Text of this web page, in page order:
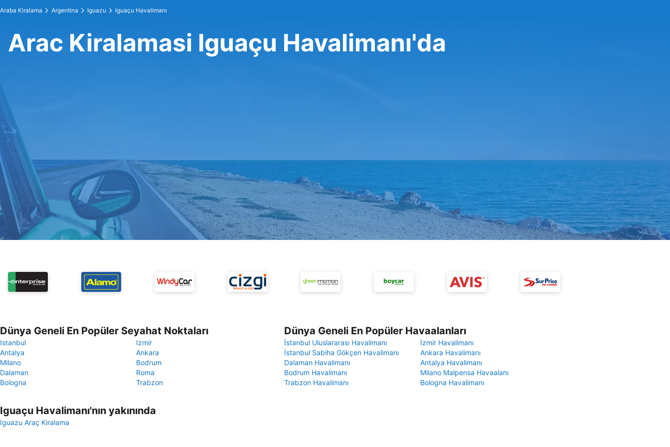
Araba Kiralama Argentina Iguazu Iguaçu Havalimanı
Arac Kiralamasi Iguaçu Havalimanı'da
Dünya Geneli En Popüler Seyahat Noktaları
Istanbul
Izmir
Antalya
Ankara
Milano
Bodrum
Dalaman
Roma
Bologna
Trabzon
Dünya Geneli En Popüler Havaalanları
İstanbul Uluslararası Havalimanı
İzmir Havalimanı
İstanbul Sabiha Gökçen Havalimanı
Ankara Havalimanı
Dalaman Havalimanı
Antalya Havalimanı
Bodrum Havalimanı
Milano Malpensa Havaalanı
Trabzon Havalimanı
Bologna Havalimanı
Iguaçu Havalimanı'nın yakınında
Iguazu Araç Kiralama